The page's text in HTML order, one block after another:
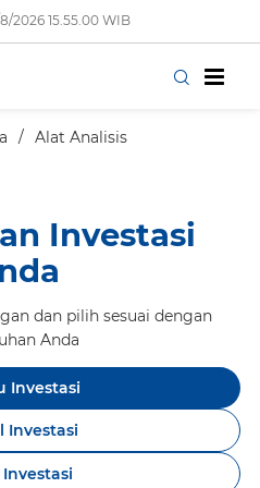
2026 15.55.00 WIB
/ Alat Analisis
Investasi
dan pilih sesuai dengan
Anda
Investasi
Investasi
Investasi